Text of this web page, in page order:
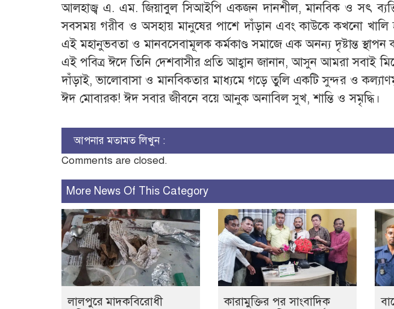
‎আলহাজ্ব এ. এম. জিয়াবুল সিআইপি একজন দানশীল, মানবিক ও সৎ
সবসময় গরীব ও অসহায় মানুষের পাশে দাঁড়ান এবং কাউকে কখনো খালি
এই মহানুভবতা ও মানবসেবামূলক কর্মকাণ্ড সমাজে এক অনন্য দৃষ্টান্ত স্থাপন
‎এই পবিত্র ঈদে তিনি দেশবাসীর প্রতি আহ্বান জানান, আসুন আমরা সবাই
দাঁড়াই, ভালোবাসা ও মানবিকতার মাধ্যমে গড়ে তুলি একটি সুন্দর ও
‎ঈদ মোবারক! ঈদ সবার জীবনে বয়ে আনুক অনাবিল সুখ, শান্তি ও সমৃদ্ধি।
আপনার মতামত লিখুন :
Comments are closed.
More News Of This Category
লালপুরে মাদকবিরোধী
কারামুক্তির পর সাংবাদিক